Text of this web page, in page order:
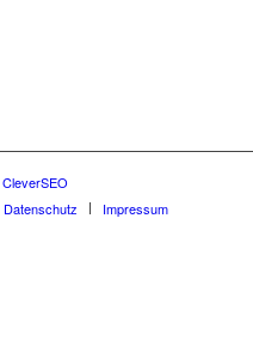
CleverSEO
Datenschutz Impressum